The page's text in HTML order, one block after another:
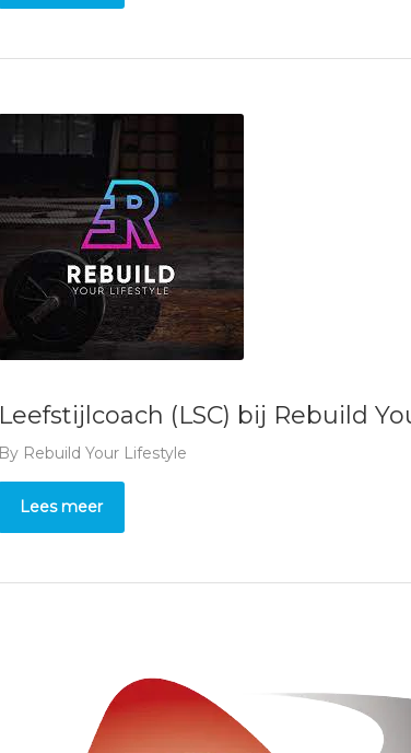
Leefstijlcoach (LSC) bij Rebuild
By Rebuild Your Lifestyle
Lees meer